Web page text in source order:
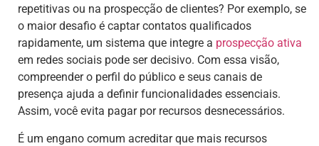
repetitivas ou na prospecção de clientes? Por exemplo, se
o maior desafio é captar contatos qualificados
rapidamente, um sistema que integre a prospecção ativa
em redes sociais pode ser decisivo. Com essa visão,
compreender o perfil do público e seus canais de
presença ajuda a definir funcionalidades essenciais.
Assim, você evita pagar por recursos desnecessários.
É um engano comum acreditar que mais recursos